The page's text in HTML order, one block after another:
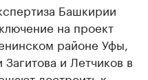
Башкирии
на проект
районе Уфы,
и Летчиков в